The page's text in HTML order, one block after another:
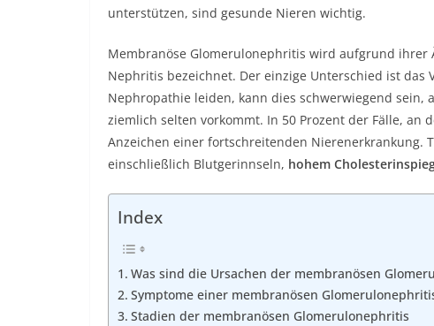
unterstützen, sind gesunde Nieren wichtig.
Membranöse Glomerulonephritis wird aufgrund
Nephritis bezeichnet. Der einzige Unterschied ist
Nephropathie leiden, kann dies schwerwiegend sein,
ziemlich selten vorkommt. In 50 Prozent der Fälle,
Anzeichen einer fortschreitenden Nierenerkrankung.
einschließlich Blutgerinnseln, hohem
Index
Was sind die Ursachen der membranösen
Symptome einer membranösen
Stadien der membranösen Glomerulonephritis